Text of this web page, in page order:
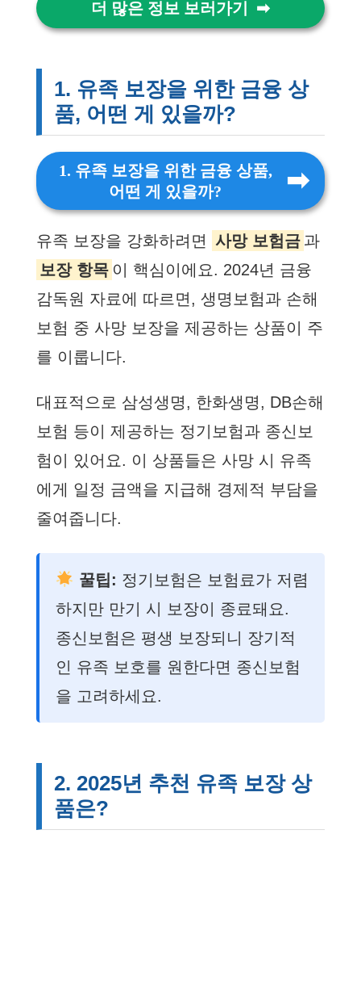
더 많은 정보 보러가기
1. 유족 보장을 위한 금융 상
품, 어떤 게 있을까?
1. 유족 보장을 위한 금융 상품,
어떤 게 있을까?
유족 보장을 강화하려면 사망 보험금 과
보장 항목 이 핵심이에요. 2024년 금융
감독원 자료에 따르면, 생명보험과 손해
보험 중 사망 보장을 제공하는 상품이 주
를 이룹니다.
대표적으로 삼성생명, 한화생명, DB손해
보험 등이 제공하는 정기보험과 종신보
험이 있어요. 이 상품들은 사망 시 유족
에게 일정 금액을 지급해 경제적 부담을
줄여줍니다.
꿀팁: 정기보험은 보험료가 저렴
하지만 만기 시 보장이 종료돼요.
종신보험은 평생 보장되니 장기적
인 유족 보호를 원한다면 종신보험
을 고려하세요.
2. 2025년 추천 유족 보장 상
품은?